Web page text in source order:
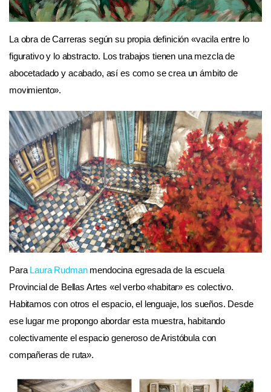
La obra de Carreras según su propia definición «vacila entre lo
figurativo y lo abstracto. Los trabajos tienen una mezcla de
abocetadado y acabado, así es como se crea un ámbito de
movimiento».
ParaLaura Rudmanmendocina egresada de la escuela
Provincial de Bellas Artes «el verbo «habitar» es colectivo.
Habitamos con otros el espacio, el lenguaje, los sueños. Desde
ese lugar me propongo abordar esta muestra, habitando
colectivamente el espacio generoso de Aristóbula con
compañeras de ruta».